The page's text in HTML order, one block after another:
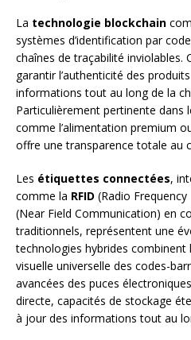
La technologie blockchain
systèmes d’identification par
chaînes de traçabilité inviolables.
garantir l’authenticité des
informations tout au long de la
Particulièrement pertinente dans
comme l’alimentation premium
offre une transparence totale au
Les étiquettes connectées,
comme la RFID (Radio
(Near Field Communication) en
traditionnels, représentent une
technologies hybrides combinent
visuelle universelle des codes-
avancées des puces
directe, capacités de stockage
à jour des informations tout au